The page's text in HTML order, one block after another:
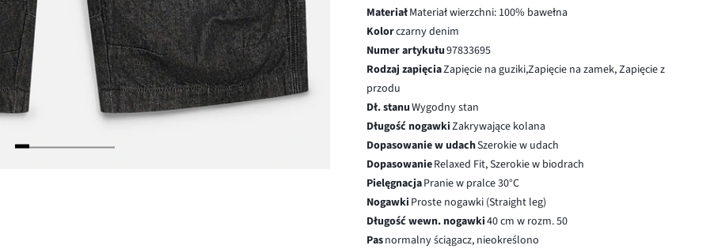
MateriałMateriał wierzchni: 100% bawełna
Kolorczarny denim
Numer artykułu97833695
Rodzaj zapięciaZapięcie na guziki,Zapięcie na zamek, Zapięcie z
przodu
Dł. stanuWygodny stan
Długość nogawkiZakrywające kolana
Dopasowanie w udachSzerokie w udach
DopasowanieRelaxed Fit, Szerokie w biodrach
PielęgnacjaPranie w pralce 30°C
Nogawki Proste nogawki (Straight leg)
Długość wewn. nogawki40 cm w rozm. 50
Pasnormalny ściągacz, nieokreślono